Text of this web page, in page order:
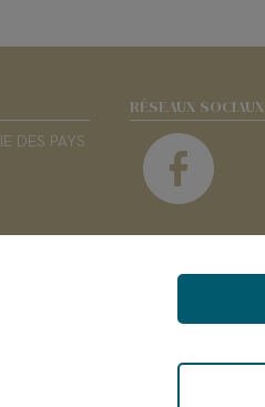
DES PAYS
RÉSEAUX SOCIAUX
, 85700 SEVREMONT